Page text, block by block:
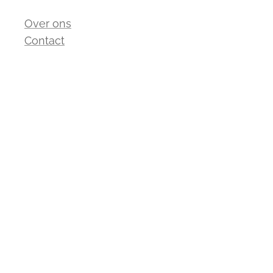
Over ons
Contact